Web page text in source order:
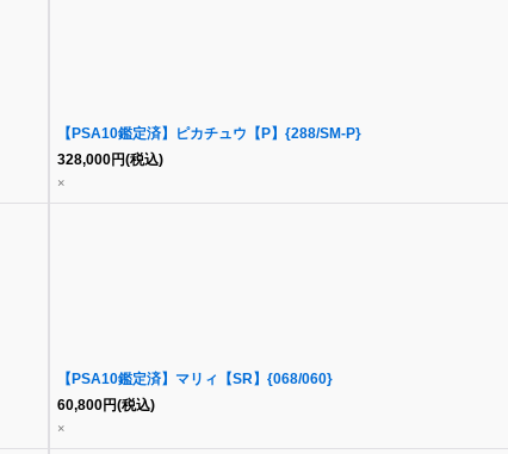
【PSA10鑑定済】ピカチュウ【P】{288/SM-P}
328,000円(税込)
×
【PSA10鑑定済】マリィ【SR】{068/060}
60,800円(税込)
×